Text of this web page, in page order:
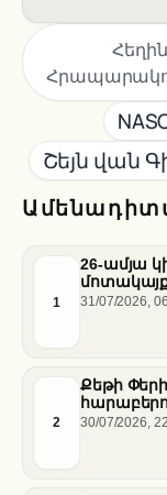
1
26-ամյա
տեղի
31/07/2026,
2
Քեթի
հարավում
30/07/2026,
Շեյն վան